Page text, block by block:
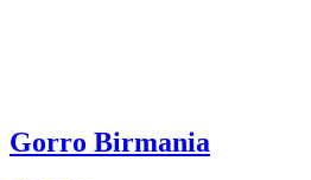
Gorro Birmania